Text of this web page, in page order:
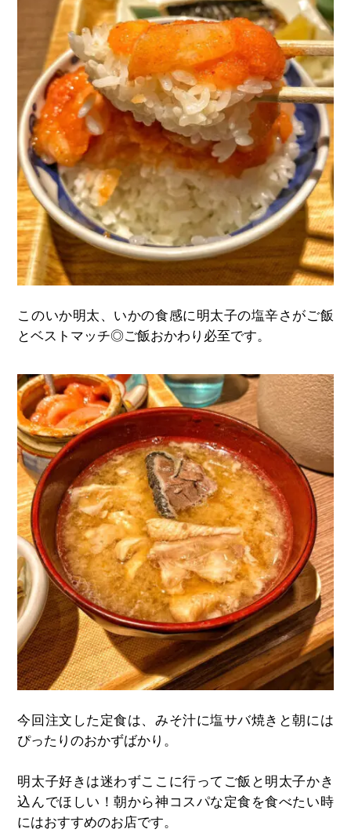
このいか明太、いかの食感に明太子の塩辛さがご飯
とベストマッチ◎ご飯おかわり必至です。
今回注文した定食は、みそ汁に塩サバ焼きと朝には
ぴったりのおかずばかり。
明太子好きは迷わずここに行ってご飯と明太子かき
込んでほしい！朝から神コスパな定食を食べたい時
にはおすすめのお店です。